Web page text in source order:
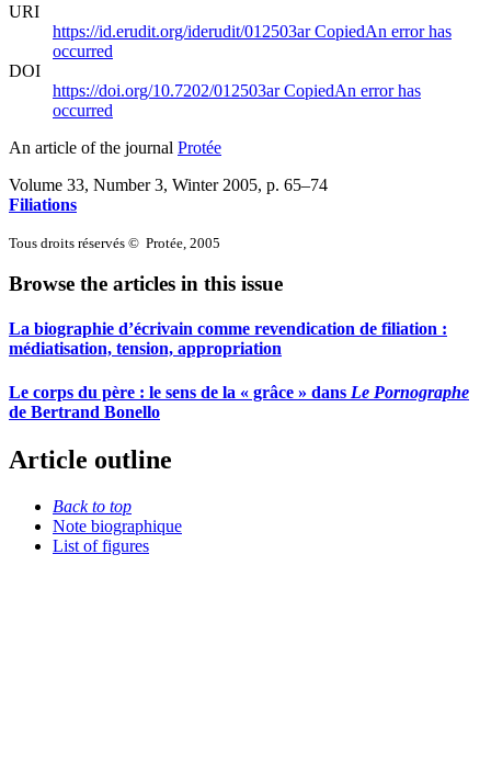
URI
https://id.erudit.org/iderudit/012503arCopiedAn error has
occurred
DOI
https://doi.org/10.7202/012503arCopiedAn error has
occurred
An article of the journal Protée
Volume 33, Number 3, Winter 2005, p. 65–74
Filiations
Tous droits réservés © Protée, 2005
Browse the articles in this issue
La biographie d’écrivain comme revendication de filiation :
médiatisation, tension, appropriation
Le corps du père : le sens de la « grâce » dans Le Pornographe
de Bertrand Bonello
Article outline
Back to top
Note biographique
List of figures